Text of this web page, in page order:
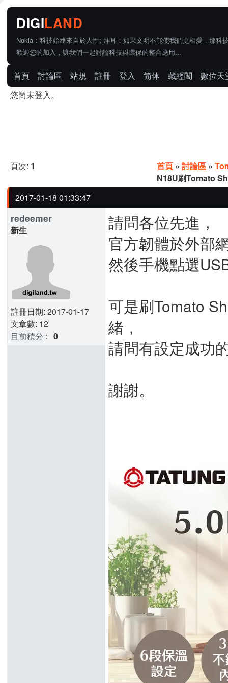
Nokia：科技始終來自於人性; 拜耳：如果文明不能使我們更相愛，那科
歡迎您的加入，讓我們一起討論科技與環保的整合應用...
首頁 討論區 站規 註冊 登入 简体 藏經閣
數位天
您尚未登入。
頁次: 1 首頁 » 討論區 »
N18U刷Tomato
2017-01-18 01:33:47
redeemer
新生
註冊日期: 2017-01-17
文章數: 12
目前積分 : 0
請問各位先進，
官方韌體於外部
然後手機點選
可是刷Tomato
緒，
請問有設定成功
謝謝。